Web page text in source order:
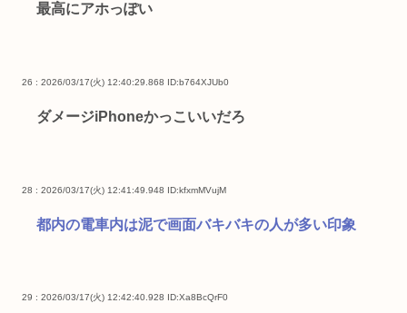
最高にアホっぽい
26 : 2026/03/17(火) 12:40:29.868 ID:b764XJUb0
ダメージiPhoneかっこいいだろ
28 : 2026/03/17(火) 12:41:49.948 ID:kfxmMVujM
都内の電車内は泥で画面バキバキの人が多い印象
29 : 2026/03/17(火) 12:42:40.928 ID:Xa8BcQrF0